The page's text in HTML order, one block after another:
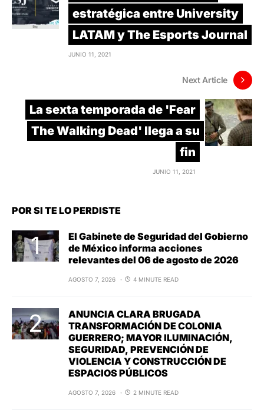
estratégica entre University
LATAM y The Esports Journal
JUNIO 11, 2021
Next Article
La sexta temporada de 'Fear
The Walking Dead' llega a su
fin
JUNIO 11, 2021
POR SI TE LO PERDISTE
El Gabinete de Seguridad del Gobierno
de México informa acciones
relevantes del 06 de agosto de 2026
AGOSTO 7, 2026 4 MINUTE READ
ANUNCIA CLARA BRUGADA
TRANSFORMACIÓN DE COLONIA
GUERRERO; MAYOR ILUMINACIÓN,
SEGURIDAD, PREVENCIÓN DE
VIOLENCIA Y CONSTRUCCIÓN DE
ESPACIOS PÚBLICOS
AGOSTO 7, 2026 2 MINUTE READ